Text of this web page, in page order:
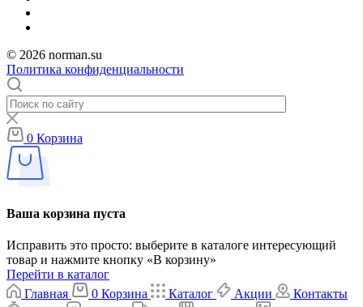
© 2026 norman.su
Политика конфиденциальности
0 Корзина
Ваша корзина пуста
Исправить это просто: выберите в каталоге интересующий
товар и нажмите кнопку «В корзину»
Перейти в каталог
Главная
0 Корзина Каталог Акции
Контакты